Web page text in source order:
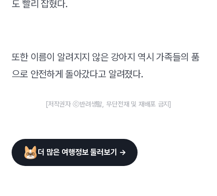
도 빨리 잡혔다.
또한 이름이 알려지지 않은 강아지 역시 가족들의 품
으로 안전하게 돌아갔다고 알려졌다.
[저작권자 ⓒ반려생활, 무단전재 및 재배포 금지]
더 많은 여행정보 둘러보기 →